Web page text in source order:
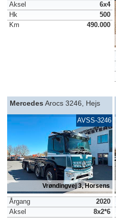
Aksel
6x4
Hk
500
Km
490.000
Mercedes Arocs 3246, Hejs
AVSS-3246
Vrøndingvej 3, Horsens
Årgang
2020
Aksel
8x2*6